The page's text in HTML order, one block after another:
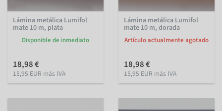
Lámina metálica Lumifol
mate 10 m, plata
Disponible de inmediato
18,98 €
15,95 EUR más IVA
Lámina metálica Lumifol
mate 10 m, dorada
Artículo actualmente agotado
18,98 €
15,95 EUR más IVA